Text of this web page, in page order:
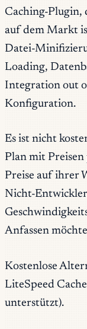
Caching-Plugin,
auf dem Markt
Datei-
Loading,
Integration out
Konfiguration.
Es ist nicht
Plan mit Preisen
Preise auf ihrer
Nicht-
Anfassen
Kostenlose
LiteSpeed
unterstützt).